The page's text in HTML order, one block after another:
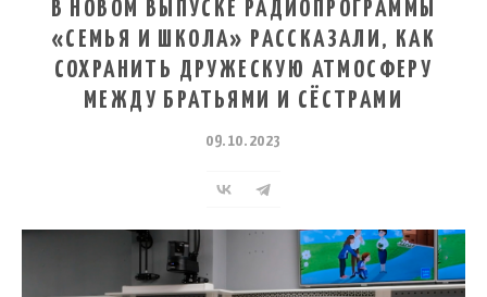
«СЕМЬЯ И ШКОЛА» РАССКАЗАЛИ, КАК
СОХРАНИТЬ ДРУЖЕСКУЮ АТМОСФЕРУ
МЕЖДУ БРАТЬЯМИ И СЁСТРАМИ
09.10.2023